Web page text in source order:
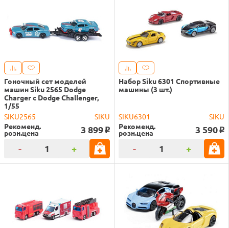
Гоночный сет моделей
машин Siku 2565 Dodge
Charger с Dodge Challenger,
1/55
SIKU2565
SIKU
Рекоменд.
розн.цена 3 899 o
- +
Набор Siku 6301 Спортивные
машины (3 шт.)
SIKU6301
SIKU
Рекоменд.
розн.цена 3 590 o
- +